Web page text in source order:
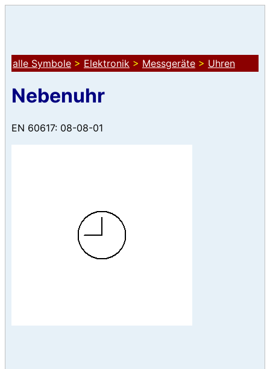
alle Symbole > Elektronik > Messgeräte > Uhren
Nebenuhr
EN 60617: 08-08-01